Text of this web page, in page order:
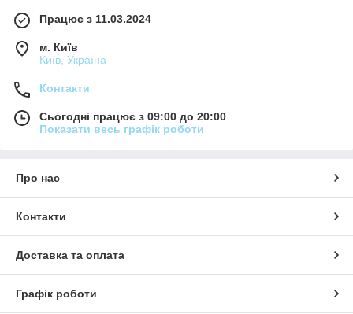
Працює з 11.03.2024
м. Київ
Київ, Україна
Контакти
Сьогодні працює з 09:00 до 20:00
Показати весь графік роботи
Про нас
Контакти
Доставка та оплата
Графік роботи